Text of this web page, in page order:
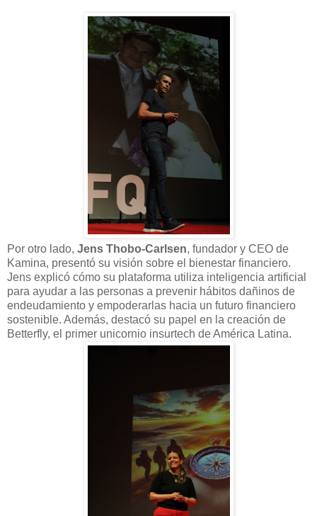
Por otro lado, Jens Thobo-Carlsen, fundador y CEO de
Kamina, presentó su visión sobre el bienestar financiero.
Jens explicó cómo su plataforma utiliza inteligencia artificial
para ayudar a las personas a prevenir hábitos dañinos de
endeudamiento y empoderarlas hacia un futuro financiero
sostenible. Además, destacó su papel en la creación de
Betterfly, el primer unicornio insurtech de América Latina.